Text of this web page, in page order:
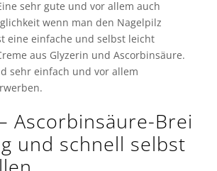
sehr gute und vor allem auch
wenn man den Nagelpilz
eine einfache und selbst leicht
aus Glyzerin und Ascorbinsäure.
sehr einfach und vor allem
Ascorbinsäure-Brei
und schnell selbst